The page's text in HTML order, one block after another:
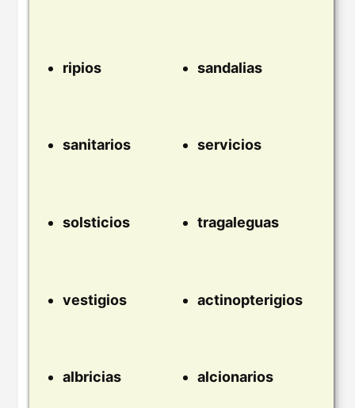
ripios sandalias
sanitarios servicios
solsticios tragaleguas
vestigios actinopterigios
albricias alcionarios